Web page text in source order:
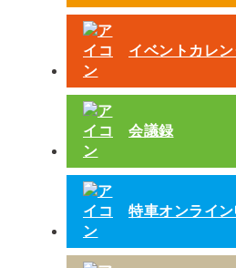
イベントカレ
会議録
特車オンライ